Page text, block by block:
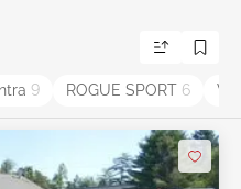
9 ROGUE SPORT 6